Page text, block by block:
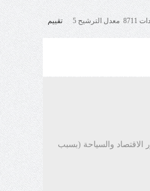
5 تقييم
الاقتصاد والسياحة (بسبب